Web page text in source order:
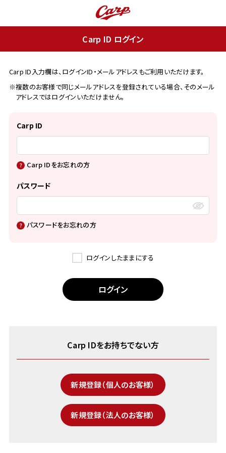
Carp ID ログイン
Carp ID入力欄は、ログインID・メールアドレスもご利用いただけます。
※複数のお客様で同じメールアドレスを登録されている場合、そのメール
アドレスではログインいただけません。
Carp ID
Carp IDをお忘れの方
パスワード
パスワードをお忘れの方
ログインしたままにする
Carp IDをお持ちでない方
新規登録（個人のお客様）
新規登録（法人のお客様）